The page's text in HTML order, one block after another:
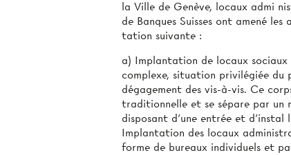
la Ville de Genève, locaux admi­
de Banques Suisses ont amené
tation suivante :
a) Implantation de locaux sociaux
complexe, situation privilégiée du
dégagement des vis-à-vis. Ce
traditionnelle et se sépare par un
disposant d’une entrée et
Implantation des locaux
forme de bureaux individuels et